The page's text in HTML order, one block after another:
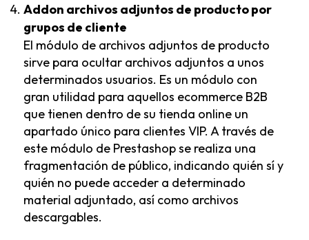
Addon archivos adjuntos de producto por
grupos de cliente
El módulo de archivos adjuntos de producto
sirve para ocultar archivos adjuntos a unos
determinados usuarios. Es un módulo con
gran utilidad para aquellos ecommerce B2B
que tienen dentro de su tienda online un
apartado único para clientes VIP. A través de
este módulo de Prestashop se realiza una
fragmentación de público, indicando quién sí y
quién no puede acceder a determinado
material adjuntado, así como archivos
descargables.